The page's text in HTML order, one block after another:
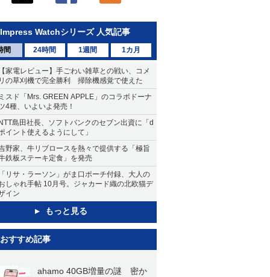
Impress Watchシリーズ 人気記事
間 24時間 1週間 1カ月
家電レビュー】手ごわい雑草との戦い、コメ
の草刈機で完全勝利 掃除機感覚で使えた
スド「Mrs. GREEN APPLE」のコラボドーナ
4種、いよいよ発売！
島田社長、ソフトバンクのセブン出資に「d
イント使えるようにして」
野家、牛リブロースを熱々で提供する「極旨
鉄板ステーキ定食」を発売
リサ・ラーソン」がま口ポーチ付録、大人の
しゃれ手帖 10月号。ジャカード織の北欧猫デ
イン
もっと見る
おすすめ記事
ahamo 40GB増量の謎 密か